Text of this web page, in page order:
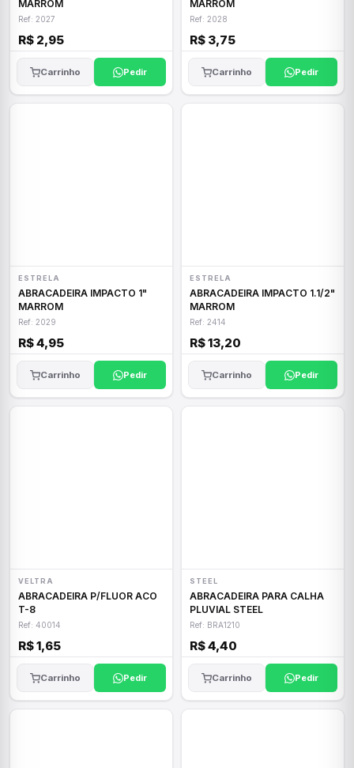
MARROM
Ref: 2027
R$ 2,95
Carrinho Pedir
MARROM
Ref: 2028
R$ 3,75
Carrinho Pedir
ESTRELA
ABRACADEIRA IMPACTO 1"
MARROM
Ref: 2029
R$ 4,95
Carrinho Pedir
ESTRELA
ABRACADEIRA IMPACTO 1.1/2"
MARROM
Ref: 2414
R$ 13,20
Carrinho Pedir
VELTRA
ABRACADEIRA P/FLUOR ACO
T-8
Ref: 40014
R$ 1,65
Carrinho Pedir
STEEL
ABRACADEIRA PARA CALHA
PLUVIAL STEEL
Ref: BRA1210
R$ 4,40
Carrinho Pedir